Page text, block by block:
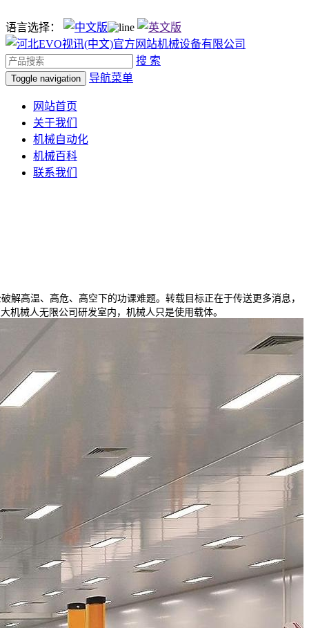
语言选择：
搜 索
Toggle navigation 导航菜单
网站首页
关于我们
机械自动化
机械百科
联系我们
高温、高危、高空下的功课难题。转载目标正在于传送更多消息，
械人无限公司研发室内，机械人只是使用载体。